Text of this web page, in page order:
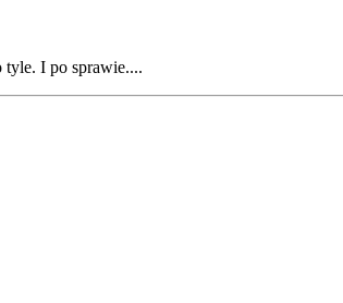
tyle. I po sprawie....